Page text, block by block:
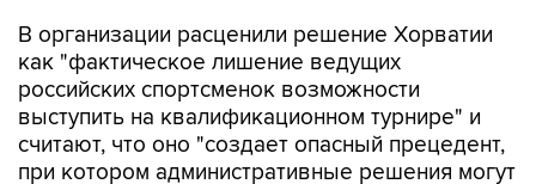
В организации расценили решение Хорватии
как "фактическое лишение ведущих
российских спортсменок возможности
выступить на квалификационном турнире" и
считают, что оно "создает опасный прецедент,
при котором административные решения могут